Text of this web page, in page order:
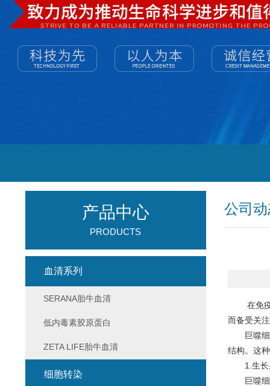
公司
在免疫
而备受关
巨噬细胞
结构。这
1.生长
巨噬细胞
产品中心
PRODUCTS
血清系列
SERANA胎牛血清
低内毒素胶原蛋白
ZETA LIFE胎牛血清
细胞转染